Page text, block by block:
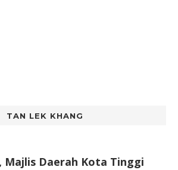
TAN LEK KHANG
Majlis Daerah Kota Tinggi